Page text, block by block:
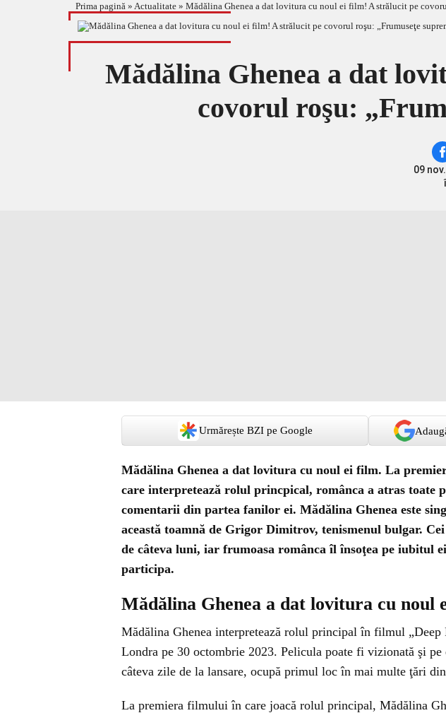
Prima pagină » Actualitate » Mădălina Ghenea a dat lovitura cu noul ei film! A strălucit pe
Mădălina Ghenea a dat
covorul roşu:
09
Urmărește BZI pe Google
Mădălina Ghenea a dat lovitura cu noul ei film. La
care interpretează rolul princpical, românca a atras toate
comentarii din partea fanilor ei. Mădălina Ghenea este
această toamnă de Grigor Dimitrov, tenismenul bulgar.
de câteva luni, iar frumoasa românca îl însoţea pe iubitul
participa.
Mădălina Ghenea a dat lovitura cu noul
Mădălina Ghenea interpretează rolul principal în filmul „Deep
Londra pe 30 octombrie 2023. Pelicula poate fi vizionată şi
câteva zile de la lansare, ocupă primul loc în mai multe ţări
La premiera filmului în care joacă rolul principal, Mădălina